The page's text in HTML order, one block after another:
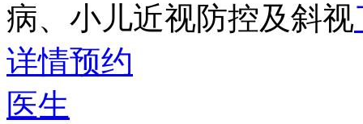
病、小儿近视防控及斜视
详情预约
医生